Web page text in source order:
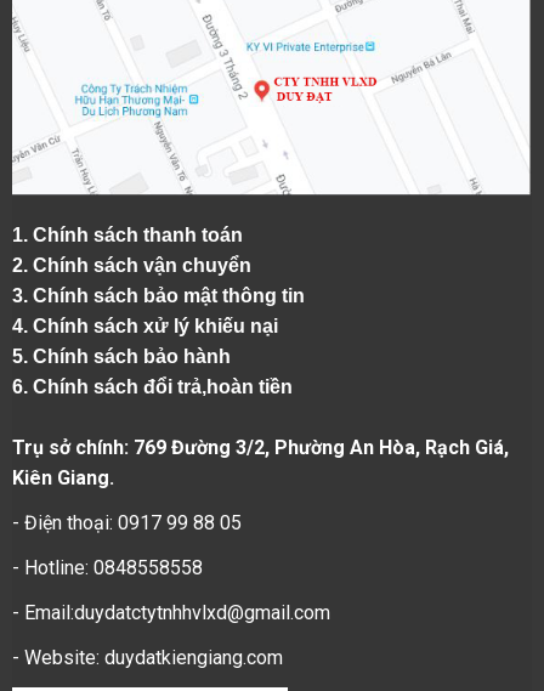
1. Chính sách thanh toán
2. Chính sách vận chuyển
3. Chính sách bảo mật thông tin
4. Chính sách xử lý khiếu nại
5. Chính sách bảo hành
6. Chính sách đổi trả,hoàn tiền
Trụ sở chính: 769 Đường 3/2, Phường An Hòa, Rạch Giá,
Kiên Giang.
- Điện thoại: 0917 99 88 05
- Hotline: 0848558558
- Email:duydatctytnhhvlxd@gmail.com
- Website: duydatkiengiang.com